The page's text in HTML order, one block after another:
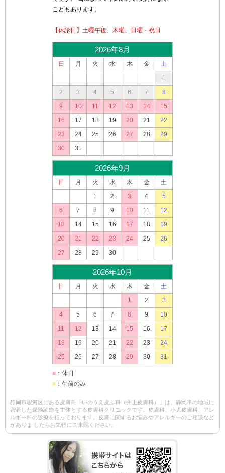
こともあります。
【休診日】土曜午後、木曜、日曜・祝日
2026年8月
日 月 火 水 木 金
土
1
2
3 4 5 6 7
8
9
10 11 12 13 14
15
16
17 18 19 20 21
22
23
24 25 26 27 28
29
30
31
2026年9月
日 月 火 水 木 金
土
1
2 3 4
5
6
7 8 9 10 11
12
13
14 15 16 17 18
19
20
21 22 23 24 25
26
27
28 29 30
2026年10月
日 月 火 水 木 金
土
1
2
3
4
5 6 7 8 9
10
11
12 13 14 15 16
17
18
19 20 21 22 23
24
25
26 27 28 29 30 31
■ ：休日
■ ：午前のみ
静岡市駿河区にある皮膚科「いのうえ皮ふ科（井上皮膚科）」は、静岡市の地域に
密着した保険診療を主体とする皮膚科クリニックです。皮膚科、小児皮膚科、アレ
ルギー科の診療を行っております。皮膚に関するお悩みやアレルギーのご相談など
がありま したらお気軽にご来院ください。